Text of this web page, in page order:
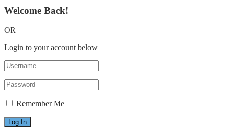
Welcome Back!
OR
Login to your account below
Remember Me